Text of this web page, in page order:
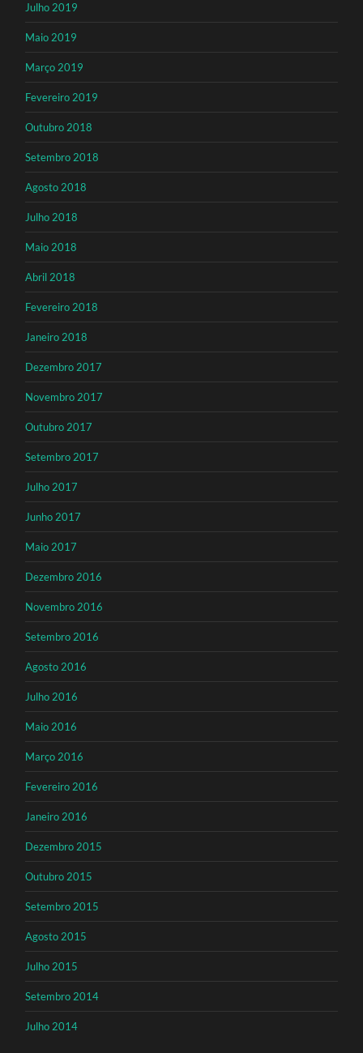
Julho 2019
Maio 2019
Março 2019
Fevereiro 2019
Outubro 2018
Setembro 2018
Agosto 2018
Julho 2018
Maio 2018
Abril 2018
Fevereiro 2018
Janeiro 2018
Dezembro 2017
Novembro 2017
Outubro 2017
Setembro 2017
Julho 2017
Junho 2017
Maio 2017
Dezembro 2016
Novembro 2016
Setembro 2016
Agosto 2016
Julho 2016
Maio 2016
Março 2016
Fevereiro 2016
Janeiro 2016
Dezembro 2015
Outubro 2015
Setembro 2015
Agosto 2015
Julho 2015
Setembro 2014
Julho 2014